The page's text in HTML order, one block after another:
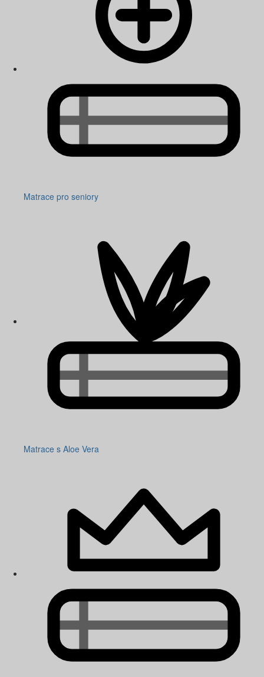
Matrace pro seniory
Matrace s Aloe Vera